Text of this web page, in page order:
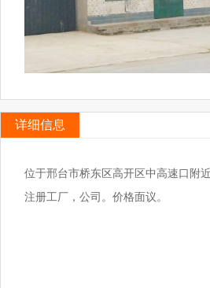
详细信息
位于邢台市桥东区高开区中高速口附
注册工厂，公司。价格面议。